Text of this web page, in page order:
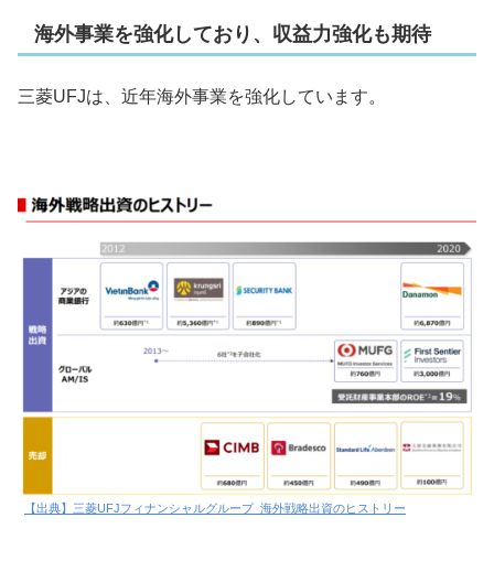
海外事業を強化しており、収益力強化も期待
三菱UFJは、近年海外事業を強化しています。
【出典】三菱UFJフィナンシャルグループ_海外戦略出資のヒストリー